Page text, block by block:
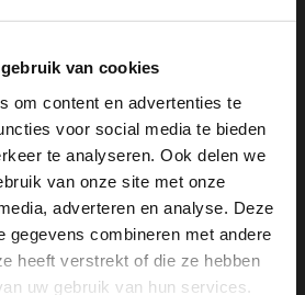
van cookies
om content en advertenties te
voor social media te bieden
te analyseren. Ook delen we
van onze site met onze
adverteren en analyse. Deze
gegevens combineren met andere
heeft verstrekt of die ze hebben
uw gebruik van hun services.
voor mannen
Zijlijnstraat 24
1433 DC
6 42 52 32 80
6 42 52 32 80